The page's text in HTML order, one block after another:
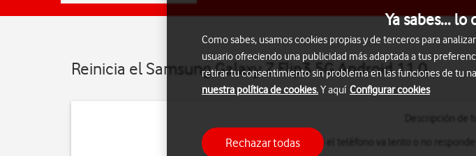
Reinicia el Samsung Galaxy Z Flip3 5G Android 11.0
Si el teléfono va lento o no
Ya sabes... lo
Como sabes, usamos cookies propias y de terceros para
usuario ofreciendo una publicidad más adaptada a tus
retirar tu consentimiento sin problema en las funciones de tu
nuestra política de cookies.Y aquí Configurar cookies
Rechazar todas